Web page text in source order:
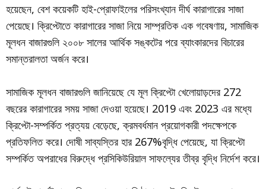
হয়েছেন, বেশ কয়েকটি হাই-প্রোফাইলের পরিসংখ্যান দীর্ঘ কারাগারের সাজা
পেয়েছে। ক্রিপ্টোতে কারাগারের সাজা নিয়ে সাম্প্রতিক এক গবেষণায়, সামাজিক
মূলধন বাজারগুলি ২০০৮ সালের আর্থিক সঙ্কটের পরে ব্যাংকারদের বিচারের
সমান্তরালতা অর্জন করে।
সামাজিক মূলধন বাজারগুলি জানিয়েছে যে মূল ক্রিপ্টো খেলোয়াড়দের 272
বছরের কারাগারের সময় সাজা দেওয়া হয়েছে। 2019 এবং 2023 এর মধ্যে
ক্রিপ্টো-সম্পর্কিত প্রত্যয় বেড়েছে, ক্রমবর্ধমান প্রয়োগকারী পদক্ষেপকে
প্রতিফলিত করে। দোষী সাব্যস্তির হার 267%বৃদ্ধি পেয়েছে, যা ক্রিপ্টো
সম্পর্কিত অপরাধের বিরুদ্ধে প্রসিকিউরিয়াল সাফল্যের তীব্র বৃদ্ধি নির্দেশ করে।